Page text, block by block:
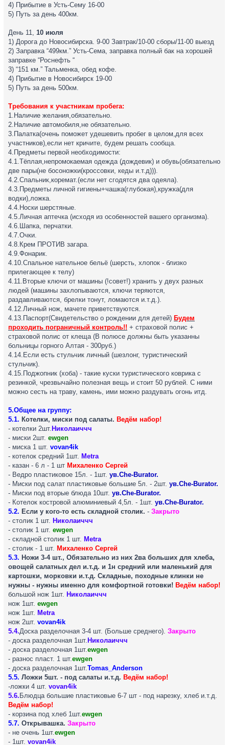
4) Прибытие в Усть-Сему 16-00
5) Путь за день 400км.
День 11, 10 июля
1) Дорога до Новосибирска. 9-00 Завтрак/10-00 сборы/11-00 выезд
2) Заправка “499км.” Усть-Сема, заправка полный бак на хорошей
заправке “Роснефть “
3) “151 км.” Тальменка, обед кофе.
4) Прибытие в Новосибирск 19-00
5) Путь за день 500км.
Требования к участникам пробега:
1.Наличие желания,обязательно.
2.Наличие автомобиля,не обязательно.
3.Палатка(очень поможет удешевить пробег в целом,для всех
участников),если нет кричите, будем решать сообща.
4.Предметы первой необходимости:
4.1.Тёплая,непромокаемая одежда (дождевик) и обувь(обязательно
две пары(не босоножки(кроссовки, кеды и.т.д))).
4.2.Спальник,коремат.(если нет сгодятся два одеяла).
4.3.Предметы личной гигиены+чашка(глубокая),кружка(для
водки),ложка.
4.4.Носки шерстяные.
4.5.Личная аптечка (исходя из особенностей вашего организма).
4.6.Шапка, перчатки.
4.7.Очки.
4.8.Крем ПРОТИВ загара.
4.9.Фонарик.
4.10.Спальное нательное бельё (шерсть, хлопок - близко
прилегающее к телу)
4.11.Вторые ключи от машины (!совет!) хранить у двух разных
людей (машины захлопываются, ключи теряются,
раздавливаются, брелки тонут, ломаются и.т.д.).
4.12.Личный нож, мачете приветствуются.
4.13.Паспорт(Свидетельство о рождении для детей) Будем
проходить пограничный контроль!! + страховой полис +
страховой полис от клеща (В полюсе должны быть указанны
больницы горного Алтая - 300руб.)
4.14.Если есть стульчик личный (шезлонг, туристический
стульчик).
4.15.Поджопник (хоба) - такие куски туристического коврика с
резинкой, чрезвычайно полезная вещь и стоит 50 рублей. С ними
можно сесть на траву, камень, ими можно раздувать огонь итд.
5.Общее на группу:
5.1. Котелки, миски под салаты. Ведём набор!
- котелки 2шт. Николаиччч
- миски 2шт. ewgen
- миска 1 шт. vovan4ik
- котелок средний 1шт. Metra
- казан - 6 л - 1 шт Михаленко Сергей
- Ведро пластиковое 15л. - 1шт. ув.Che-Burator.
- Миски под салат пластиковые большие 5л. - 2шт. ув.Che-Burator.
- Миски под вторые блюда 10шт. ув.Che-Burator.
- Котелок костровой алюминиевый 4,5л. - 1шт. ув.Che-Burator.
5.2. Если у кого-то есть складной столик. - Закрыто
- столик 1 шт. Николаиччч
- столик 1 шт. ewgen
- складной столик 1 шт. Metra
- столик - 1 шт. Михаленко Сергей
5.3. Ножи 3-4 шт., Обязательно из них 2ва больших для хлеба,
овощей салатных дел и.т.д. и 1н средний или маленький для
картошки, морковки и.т.д. Складные, походные клинки не
нужны - нужны именно для комфортной готовки! Ведём набор!
большой нож 1шт. Николаиччч
нож 1шт. ewgen
нож 1шт. Metra
нож 2шт. vovan4ik
5.4.Доска разделочная 3-4 шт. (Больше среднего). Закрыто
- доска разделочная 1шт. Николаиччч
- доска разделочная 1шт. ewgen
- разнос пласт. 1 шт. ewgen
- доска разделочная 1шт. Tomas_Anderson
5.5. Ложки 5шт. - под салаты и.т.д. Ведём набор!
-ложки 4 шт. vovan4ik
5.6.Блюдца большие пластиковые 6-7 шт - под нарезку, хлеб и.т.д.
Ведём набор!
- корзина под хлеб 1шт. ewgen
5.7. Открывашка. Закрыто
- не очень 1шт. ewgen
- 1шт. vovan4ik